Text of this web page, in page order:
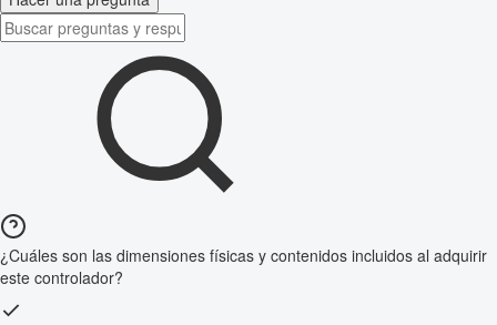
¿Cuáles son las dimensiones físicas y contenidos incluidos al adquirir
este controlador?